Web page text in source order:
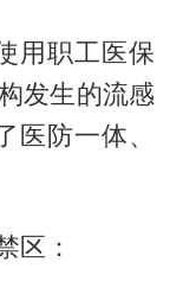
用职工医保
发生的流感
医防一体、
区：